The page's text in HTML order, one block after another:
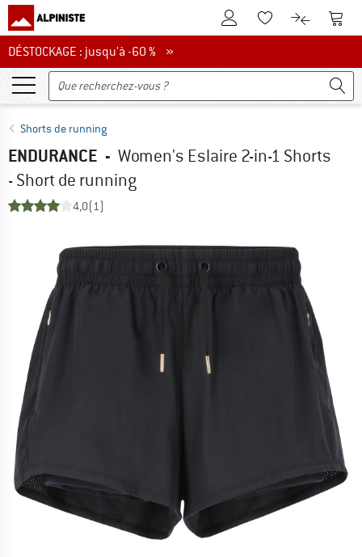
Vers le compte client
Vers la liste
Vers le
DÉSTOCKAGE : jusqu'à -60 %
DÉSTOCKAGE : jusqu'à -60 % »
Shorts de running
ENDURANCE - Women's Eslaire 2-in-1 Shorts
- Short de running
4,0(1)